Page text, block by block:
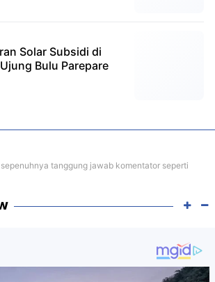
Solar Subsidi di
Bulu Parepare
tanggung jawab komentator seperti